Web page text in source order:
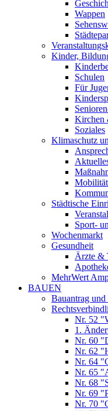
Wappen
Kinder,
Schulen
Für
Kirchen
Soziales
Klimaschutz
Städtische
Sport-
Wochenmarkt
Gesundheit
Ärzte &
MehrWert
BAUEN
Bauantrag
Nr. 52
1.
Nr. 60
Nr. 62
Nr. 64
Nr. 65
Nr. 68
Nr. 69
Nr. 70